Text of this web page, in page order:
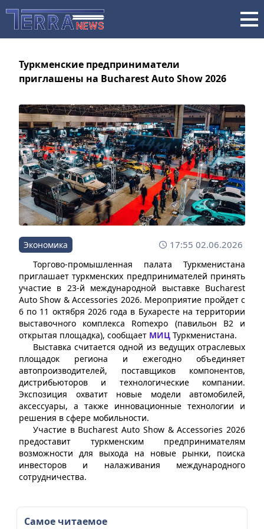
Туркменские предприниматели
приглашены на Bucharest Auto Show 2026
Экономика 17:55 02.06.2026
Торгово-промышленная палата Туркменистана
приглашает туркменских предпринимателей принять
участие в 23-й международной выставке Bucharest
Auto Show & Accessories 2026. Мероприятие пройдет с
6 по 11 октября 2026 года в Бухаресте на территории
выставочного комплекса Romexpo (павильон B2 и
открытая площадка), сообщает МИЦ Туркменистана.
Выставка считается одной из ведущих отраслевых
площадок региона и ежегодно объединяет
автопроизводителей, поставщиков компонентов,
дистрибьюторов и технологические компании.
Экспозиция охватит новые модели автомобилей,
аксессуары, а также инновационные технологии и
решения в сфере мобильности.
Участие в Bucharest Auto Show & Accessories 2026
предоставит туркменским предпринимателям
возможности для выхода на новые рынки, поиска
инвесторов и налаживания международного
сотрудничества.
Самое читаемое